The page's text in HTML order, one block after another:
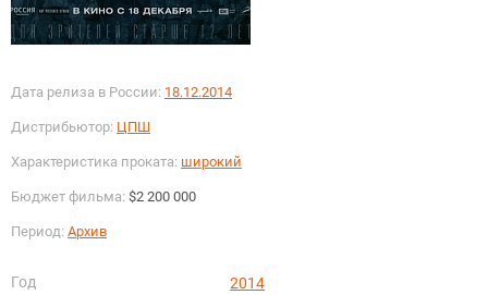
Дата релиза в России: 18.12.2014
Дистрибьютор: ЦПШ
Характеристика проката: широкий
Бюджет фильма: $2 200 000
Период: Архив
Год
2014